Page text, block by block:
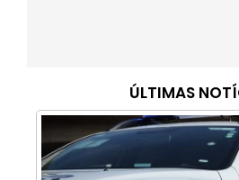
ÚLTIMAS